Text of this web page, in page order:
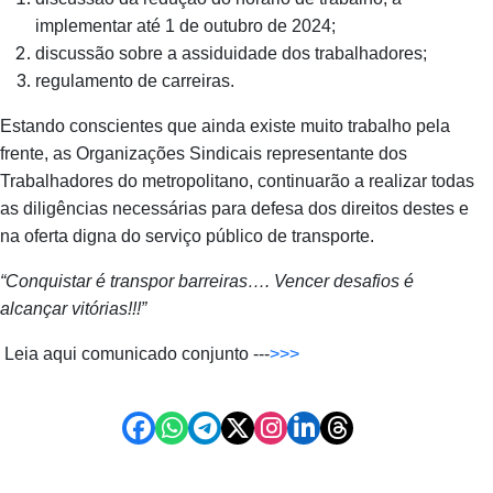
implementar até 1 de outubro de 2024;
discussão sobre a assiduidade dos trabalhadores;
regulamento de carreiras.
Estando conscientes que ainda existe muito trabalho pela
frente, as Organizações Sindicais representante dos
Trabalhadores do metropolitano, continuarão a realizar todas
as diligências necessárias para defesa dos direitos destes e
na oferta digna do serviço público de transporte.
“Conquistar é transpor barreiras…. Vencer desafios é
alcançar vitórias!!!”
Leia aqui comunicado conjunto --->>>